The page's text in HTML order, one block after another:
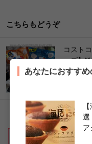
こちらもどうぞ
コスト
ーズ】
る前に
あなたにおすす
選
ア